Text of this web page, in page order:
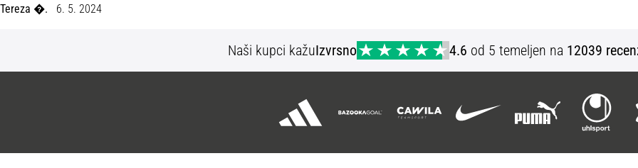
Tereza �. 6. 5. 2024
Naši kupci kažuIzvrsno 4.6 od 5 temeljen na 12039